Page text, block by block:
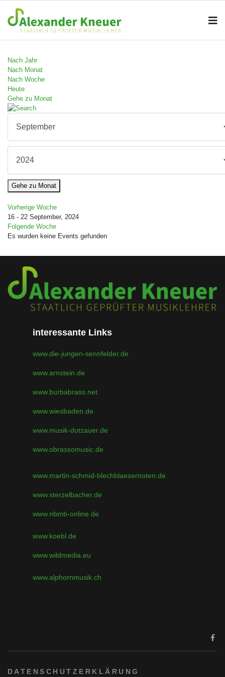
Nach Jahr
Nach Monat
Nach Woche
Heute
Gehe zu Monat
Gehe zu Monat
Vorherige Woche
16 - 22 September, 2024
Folgende Woche
Es wurden keine Events gefunden
interessante Links
www.die-jungen-sennfelder.de
www.arnstein.de
www.burbabrass.net
www.wiesbaden.de
www.musik-dotzauer.de
www.obrassomusic.de
www.martin-schmid-blechblaesernoten.de
www.sterzelbacher.de
www.nbmb-online.de
www.koebl.de
www.wildmedia.eu
www.alphornmusik.ch
DATENSCHUTZERKLÄRUNG